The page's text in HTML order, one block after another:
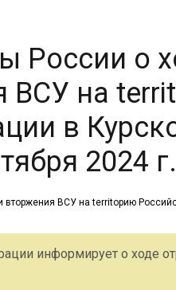
России о
ВСУ на
в
2024
информирует о ходе